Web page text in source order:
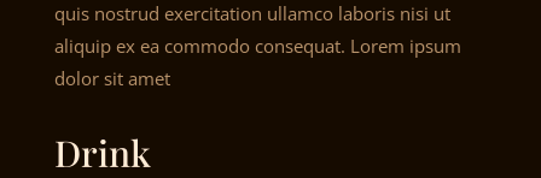
quis nostrud exercitation ullamco laboris nisi ut
aliquip ex ea commodo consequat. Lorem ipsum
dolor sit amet
Drink